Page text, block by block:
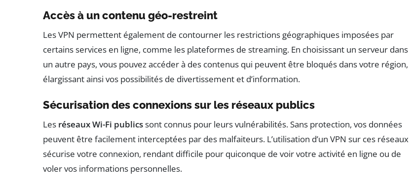
Accès à un contenu géo-restreint
Les VPN permettent également de contourner les restrictions géographiques imposées par
certains services en ligne, comme les plateformes de streaming. En choisissant un serveur dans
un autre pays, vous pouvez accéder à des contenus qui peuvent être bloqués dans votre région,
élargissant ainsi vos possibilités de divertissement et d’information.
Sécurisation des connexions sur les réseaux publics
Les réseaux Wi-Fi publicssont connus pour leurs vulnérabilités. Sans protection, vos données
peuvent être facilement interceptées par des malfaiteurs. L’utilisation d’un VPN sur ces réseaux
sécurise votre connexion, rendant difficile pour quiconque de voir votre activité en ligne ou de
voler vos informations personnelles.